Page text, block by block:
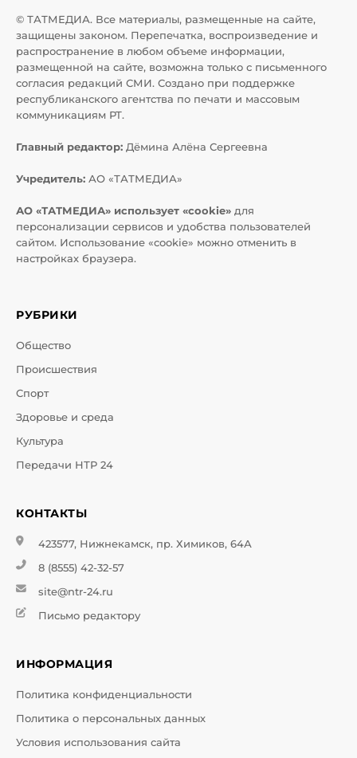
© ТАТМЕДИА. Все материалы, размещенные на сайте,
защищены законом. Перепечатка, воспроизведение и
распространение в любом объеме информации,
размещенной на сайте, возможна только с письменного
согласия редакций СМИ. Создано при поддержке
республиканского агентства по печати и массовым
коммуникациям РТ.
Главный редактор: Дёмина Алёна Сергеевна
Учредитель: АО «ТАТМЕДИА»
АО «ТАТМЕДИА» использует «cookie» для
персонализации сервисов и удобства пользователей
сайтом. Использование «cookie» можно отменить в
настройках браузера.
РУБРИКИ
Общество
Происшествия
Спорт
Здоровье и среда
Культура
Передачи НТР 24
КОНТАКТЫ
423577, Нижнекамск, пр. Химиков, 64А
8 (8555) 42-32-57
site@ntr-24.ru
Письмо редактору
ИНФОРМАЦИЯ
Политика конфиденциальности
Политика о персональных данных
Условия использования сайта